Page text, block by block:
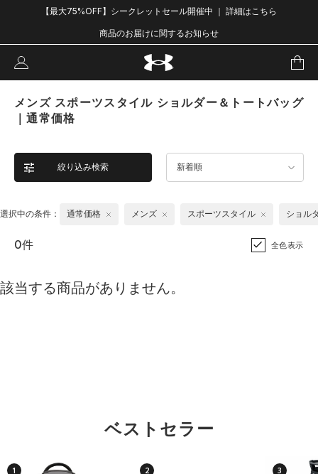
【最大75%OFF】シークレットセール開催中 ｜ 詳細はこちら
商品のお届けに関するお知らせ
メンズ スポーツスタイル ショルダー＆トートバッグ
｜通常価格
絞り込み検索 新着順
選択中の条件： 通常価格 メンズ スポーツスタイル ショル
0件 全色表示
該当する商品がありません。
ベストセラー
1 2 3